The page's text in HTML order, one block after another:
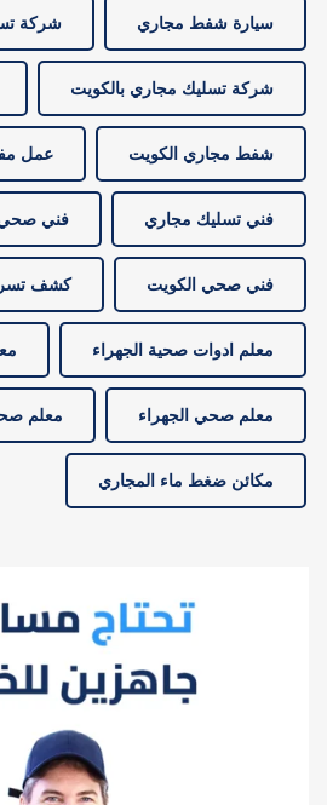
سيارة شفط مجاري شركة
شركة تسليك مجاري بالكويت
شفط مجاري الكويت عمل
فني تسليك مجاري فني
فني صحي الكويت كشف
معلم ادوات صحية الجهراء
معلم صحي الجهراء معلم
مكائن ضغط ماء المجاري